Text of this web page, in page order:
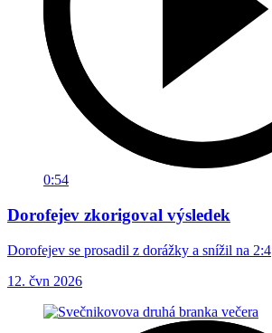
0:54
Dorofejev zkorigoval výsledek
Dorofejev se prosadil z dorážky a snížil na 2:4
12. čvn 2026